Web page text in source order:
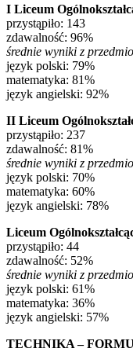
I Liceum
przystąpiło: 143
zdawalność: 96%
średnie wyniki z
język polski: 79%
matematyka: 81%
język angielski: 92%
II Liceum
przystąpiło: 237
zdawalność: 81%
średnie wyniki z
język polski: 70%
matematyka: 60%
język angielski: 78%
Liceum
przystąpiło: 44
zdawalność: 52%
średnie wyniki z
język polski: 61%
matematyka: 36%
język angielski: 57%
TECHNIKA –